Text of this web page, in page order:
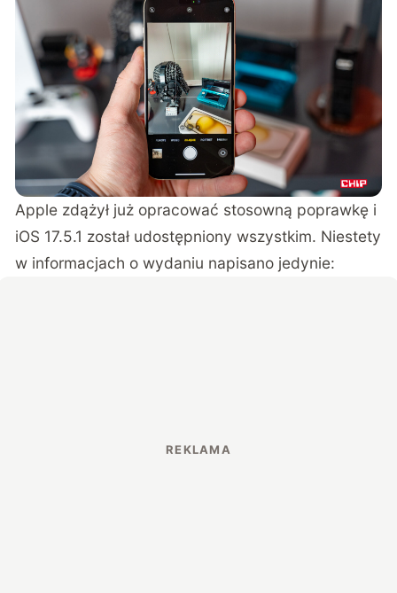
Apple zdążył już opracować stosowną poprawkę i
iOS 17.5.1 został udostępniony wszystkim. Niestety
w informacjach o wydaniu napisano jedynie: